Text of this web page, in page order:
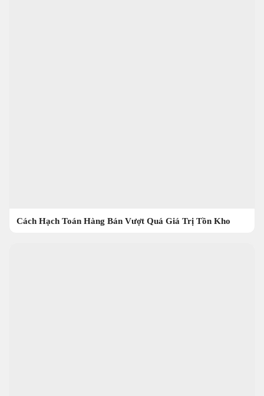
Cách Hạch Toán Hàng Bán Vượt Quá Giá Trị Tồn Kho